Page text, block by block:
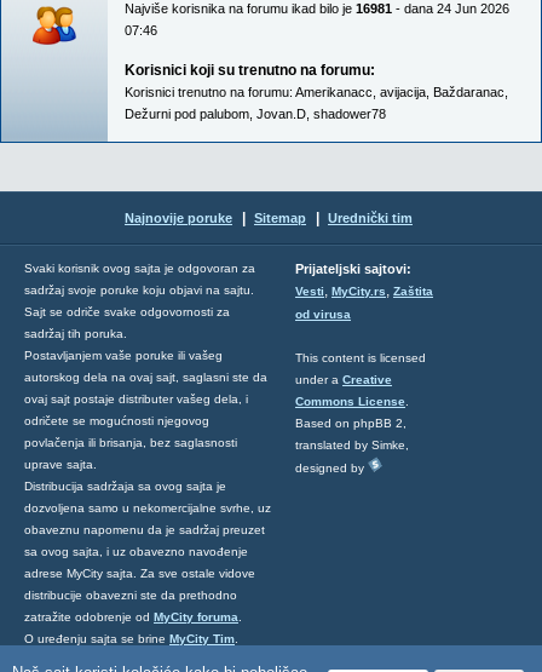
Najviše korisnika na forumu ikad bilo je 16981 - dana 24 Jun 2026
07:46
Korisnici koji su trenutno na forumu:
Korisnici trenutno na forumu: Amerikanacc avijacija Baždaranac
Dežurni pod palubom Jovan.D shadower78
Najnovije poruke Sitemap Urednički tim
Svaki korisnik ovog sajta je odgovoran za
sadržaj svoje poruke koju objavi na sajtu.
Sajt se odriče svake odgovornosti za
sadržaj tih poruka.
Postavljanjem vaše poruke ili vašeg
autorskog dela na ovaj sajt, saglasni ste da
ovaj sajt postaje distributer vašeg dela, i
odričete se mogućnosti njegovog
povlačenja ili brisanja, bez saglasnosti
uprave sajta.
Distribucija sadržaja sa ovog sajta je
dozvoljena samo u nekomercijalne svrhe, uz
obaveznu napomenu da je sadržaj preuzet
sa ovog sajta, i uz obavezno navođenje
adrese MyCity sajta. Za sve ostale vidove
distribucije obavezni ste da prethodno
zatražite odobrenje od MyCity foruma
O uređenju sajta se brine MyCity Tim
Prijateljski sajtovi:
Vesti, MyCity.rs, Zaštita
od virusa
This content is licensed
under a Creative
Commons License
Based on phpBB 2,
translated by Simke,
designed by